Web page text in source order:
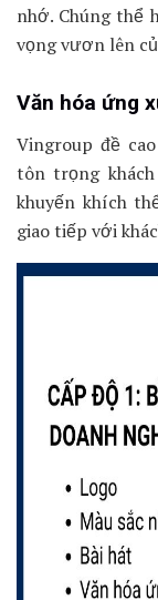
nhớ. Chúng thể
vọng vươn lên
Văn hóa ứng
Vingroup đề
tôn trọng
khuyến khích
giao tiếp với